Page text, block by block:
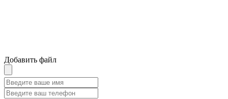
Добавить файл